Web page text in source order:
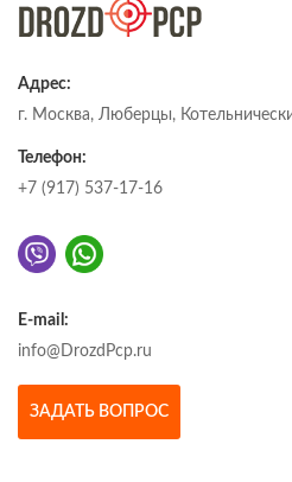
Адрес:
г. Москва, Люберцы,
Телефон:
+7 (917) 537-17-16
E-mail:
info@DrozdPcp.ru
ЗАДАТЬ ВОПРОС